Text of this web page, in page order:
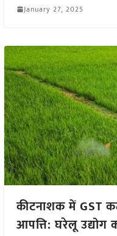
January 27, 2025
कीटनाशक में GST
आपत्ति: घरेलू उद्योग